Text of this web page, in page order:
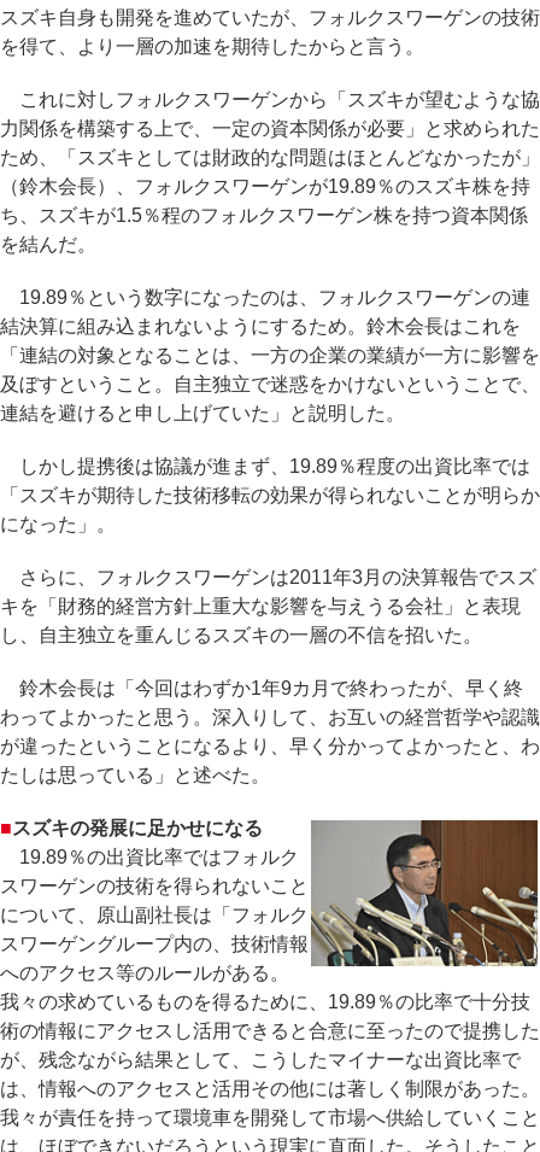
スズキ自身も開発を進めていたが、フォルクスワーゲンの技術
を得て、より一層の加速を期待したからと言う。
これに対しフォルクスワーゲンから「スズキが望むような協
力関係を構築する上で、一定の資本関係が必要」と求められた
ため、「スズキとしては財政的な問題はほとんどなかったが」
（鈴木会長）、フォルクスワーゲンが19.89％のスズキ株を持
ち、スズキが1.5％程のフォルクスワーゲン株を持つ資本関係
を結んだ。
19.89％という数字になったのは、フォルクスワーゲンの連
結決算に組み込まれないようにするため。鈴木会長はこれを
「連結の対象となることは、一方の企業の業績が一方に影響を
及ぼすということ。自主独立で迷惑をかけないということで、
連結を避けると申し上げていた」と説明した。
しかし提携後は協議が進まず、19.89％程度の出資比率では
「スズキが期待した技術移転の効果が得られないことが明らか
になった」。
さらに、フォルクスワーゲンは2011年3月の決算報告でスズ
キを「財務的経営方針上重大な影響を与えうる会社」と表現
し、自主独立を重んじるスズキの一層の不信を招いた。
鈴木会長は「今回はわずか1年9カ月で終わったが、早く終
わってよかったと思う。深入りして、お互いの経営哲学や認識
が違ったということになるより、早く分かってよかったと、わ
たしは思っている」と述べた。
■スズキの発展に足かせになる
19.89％の出資比率ではフォルク
スワーゲンの技術を得られないこと
について、原山副社長は「フォルク
スワーゲングループ内の、技術情報
へのアクセス等のルールがある。
我々の求めているものを得るために、19.89％の比率で十分技
術の情報にアクセスし活用できると合意に至ったので提携した
が、残念ながら結果として、こうしたマイナーな出資比率で
は、情報へのアクセスと活用その他には著しく制限があった。
我々が責任を持って環境車を開発して市場へ供給していくこと
は、ほぼできないだろうという現実に直面した。そうしたこと